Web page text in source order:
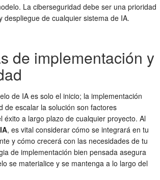
La ciberseguridad debe ser una prioridad
despliegue de cualquier sistema de IA.
de implementación y
de IA es solo el inicio; la implementación
de escalar la solución son factores
éxito a largo plazo de cualquier proyecto. Al
, es vital considerar cómo se integrará en tu
y cómo crecerá con las necesidades de tu
de implementación bien pensada asegura
se materialice y se mantenga a lo largo del